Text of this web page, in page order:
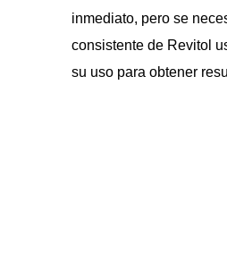
inmediato, pero se
consistente de Revitol
su uso para obtener